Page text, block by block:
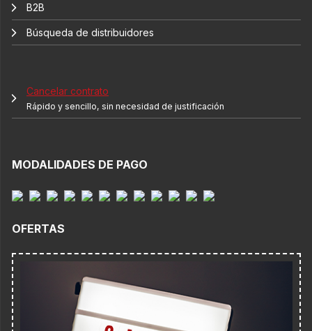
B2B
Búsqueda de distribuidores
Cancelar contrato
Rápido y sencillo, sin necesidad de justificación
MODALIDADES DE PAGO
OFERTAS